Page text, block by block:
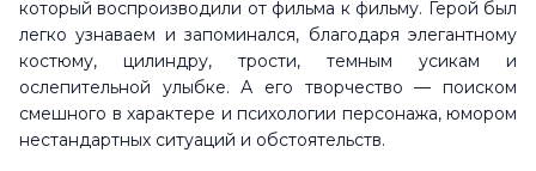
который воспроизводили от фильма к фильму. Герой был
легко узнаваем и запоминался, благодаря элегантному
костюму, цилиндру, трости, темным усикам и
ослепительной улыбке. А его творчество — поиском
смешного в характере и психологии персонажа, юмором
нестандартных ситуаций и обстоятельств.